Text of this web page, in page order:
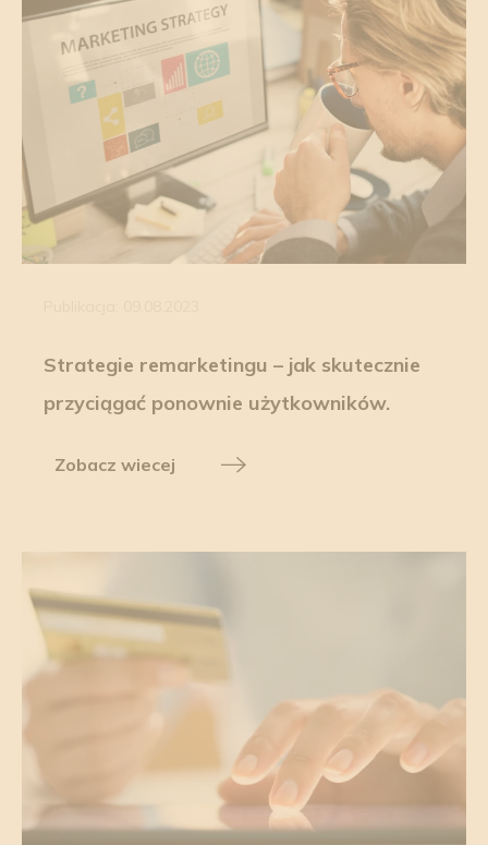
Strategie remarketingu – jak skutecznie
przyciągać ponownie użytkowników.
Zobacz wiecej